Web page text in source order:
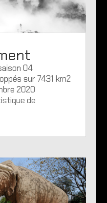
04
sur 7431 km2
2020
de